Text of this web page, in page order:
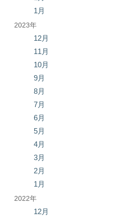
1月
2023年
12月
11月
10月
9月
8月
7月
6月
5月
4月
3月
2月
1月
2022年
12月